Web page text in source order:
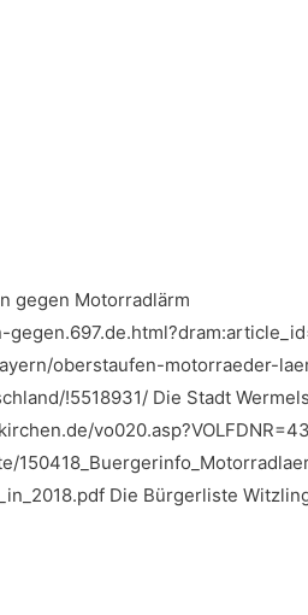
gegen Motorradlärm
oberstaufen-motorraeder-
!5518931/ Die Stadt
Die Bürgerliste